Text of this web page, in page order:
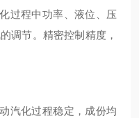
过程中功率、液位、压
调节。精密控制精度，
汽化过程稳定，成份均